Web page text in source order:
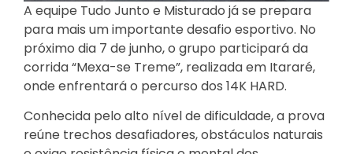
A equipe Tudo Junto e Misturado já se prepara
para mais um importante desafio esportivo. No
próximo dia 7 de junho, o grupo participará da
corrida “Mexa-se Treme”, realizada em Itararé,
onde enfrentará o percurso dos 14K HARD.
Conhecida pelo alto nível de dificuldade, a prova
reúne trechos desafiadores, obstáculos naturais